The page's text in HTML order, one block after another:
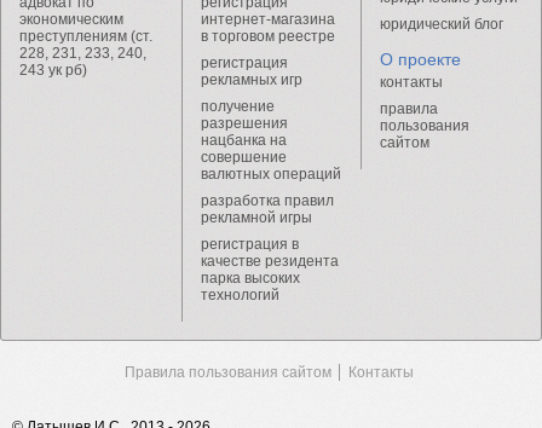
экономическим
преступлениям (ст.
228, 231, 233, 240,
243 ук рб)
интернет-магазина
в торговом реестре
регистрация
рекламных игр
получение
разрешения
нацбанка на
совершение
валютных операций
разработка правил
рекламной игры
регистрация в
качестве резидента
парка высоких
технологий
юридический блог
О проекте
контакты
правила
пользования
сайтом
Правила пользования сайтом Контакты